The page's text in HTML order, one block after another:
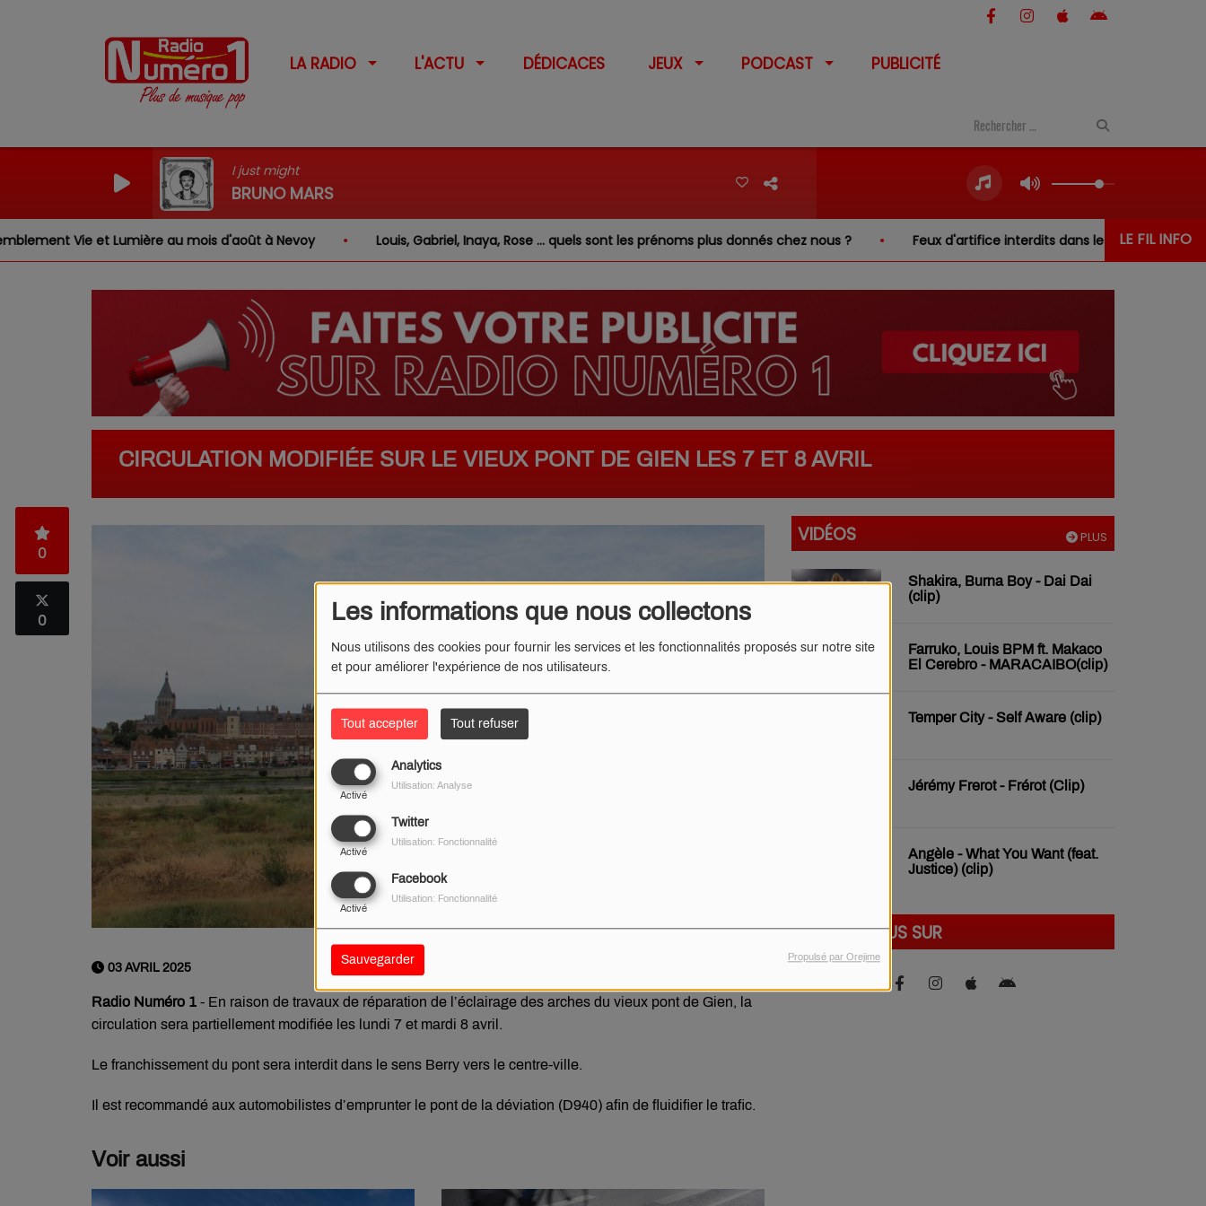
Les informations que nous collectons
Nous utilisons des cookies pour fournir les services et les fonctionnalités proposés sur notre site
et pour améliorer l'expérience de nos utilisateurs.
Tout accepter Tout refuser
Analytics
Activé
Utilisation: Analyse
Twitter
Activé
Utilisation: Fonctionnalité
Facebook
Activé
Utilisation: Fonctionnalité
Sauvegarder Propulsé par Orejime
LA RADIO L'ACTU DÉDICACES JEUX PODCAST PUBLICITÉ
I just might
BRUNO MARS
LE FIL INFO
Vie et Lumière au mois d'août à Nevoy Louis, Gabriel, Inaya, Rose … quels sont les prénoms plus donnés chez nous ? Feux d'artifice interdits dans le Cher… sauf au-dessus
CIRCULATION MODIFIÉE SUR LE VIEUX PONT DE GIEN LES 7 ET 8 AVRIL
0
0
03 AVRIL 2025
Radio Numéro 1 - En raison de travaux de réparation de l’éclairage des arches du vieux pont de Gien, la
circulation sera partiellement modifiée les lundi 7 et mardi 8 avril.
Le franchissement du pont sera interdit dans le sens Berry vers le centre-ville.
Il est recommandé aux automobilistes d’emprunter le pont de la déviation (D940) afin de fluidifier le trafic.
Voir aussi
PLUS
VIDÉOS
Shakira, Burna Boy - Dai Dai
(clip)
Farruko, Louis BPM ft. Makaco
El Cerebro - MARACAIBO(clip)
Temper City - Self Aware (clip)
Jérémy Frerot - Frérot (Clip)
Angèle - What You Want (feat.
Justice) (clip)
SUIVEZ-NOUS SUR